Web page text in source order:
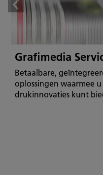
Grafimedia
Betaalbare,
oplossingen waarmee
drukinnovaties kunt